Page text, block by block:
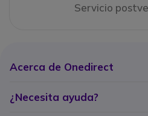
Servicio
Acerca de Onedirect
¿Necesita ayuda?